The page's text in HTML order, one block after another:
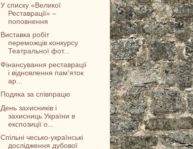
У списку «Великої
Реставрації» –
поповнення
Виставка робіт
переможців конкурсу
Театральної фот...
Фінансування реставрації
і відновлення пам'яток
ар...
Подяка за співпрацю
День захисників і
захисниць України в
експозиції о...
Спільні чесько-українські
дослідження дубової